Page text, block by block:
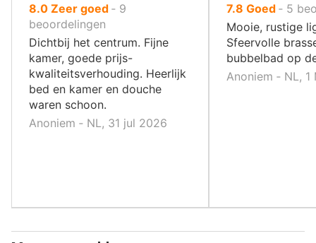
8.0uit
10
,
Zeer goed ‐ 9
beoordelingen
Dichtbij het centrum. Fijne
kamer, goede prijs-
kwaliteitsverhouding. Heerlijk
bed en kamer en douche
waren schoon.
Anoniem ‐ NL, 31 jul 2026
7.8 uit
10
,
Goed ‐ 5
Mooie, rustige
Sfeervolle
bubbelbad op
Anoniem ‐ NL,